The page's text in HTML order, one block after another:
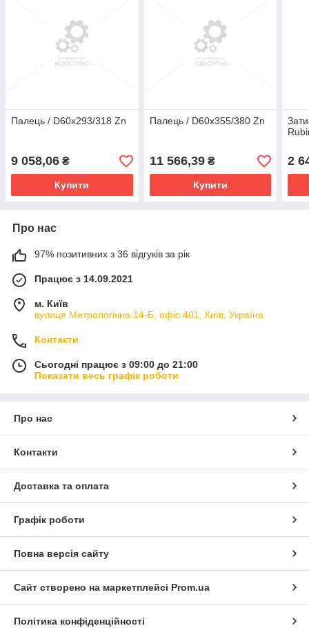
Палець / D60x293/318 Zn
9 058,06 ₴
Купити
Палець / D60x355/380 Zn
11 566,39₴
Купити
2
Про нас
97% позитивних з 36 відгуків за рік
Працює з 14.09.2021
м. Київ
вулиця Метрологічна 14-Б, офіс 401, Київ, Україна
Контакти
Сьогодні працює з 09:00 до 21:00
Показати весь графік роботи
Про нас
Контакти
Доставка та оплата
Графік роботи
Повна версія сайту
Сайт створено на маркетплейсі Prom.ua
Політика конфіденційності